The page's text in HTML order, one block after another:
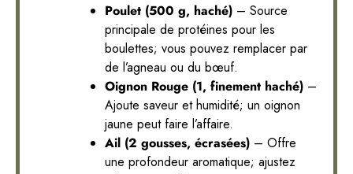
Poulet (500 g, haché) – Source
principale de protéines pour les
boulettes; vous pouvez remplacer par
de l’agneau ou du bœuf.
Oignon Rouge (1, finement haché) –
Ajoute saveur et humidité; un oignon
jaune peut faire l’affaire.
Ail (2 gousses, écrasées) – Offre
une profondeur aromatique; ajustez